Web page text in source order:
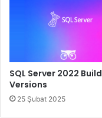
SQL Server 2022 Build
Versions
25 Şubat 2025